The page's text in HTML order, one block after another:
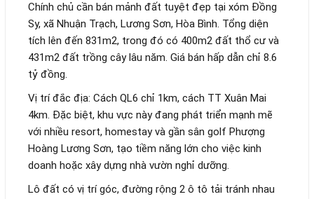
Chính chủ cần bán mảnh đất tuyệt đẹp tại xóm Đồng
Sy, xã Nhuận Trạch, Lương Sơn, Hòa Bình. Tổng diện
tích lên đến 831m2, trong đó có 400m2 đất thổ cư và
431m2 đất trồng cây lâu năm. Giá bán hấp dẫn chỉ 8.6
tỷ đồng.
Vị trí đắc địa: Cách QL6 chỉ 1km, cách TT Xuân Mai
4km. Đặc biệt, khu vực này đang phát triển mạnh mẽ
với nhiều resort, homestay và gần sân golf Phượng
Hoàng Lương Sơn, tạo tiềm năng lớn cho việc kinh
doanh hoặc xây dựng nhà vườn nghỉ dưỡng.
Lô đất có vị trí góc, đường rộng 2 ô tô tải tránh nhau